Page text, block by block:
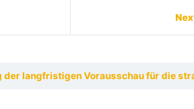
der langfristigen Vorausschau für die